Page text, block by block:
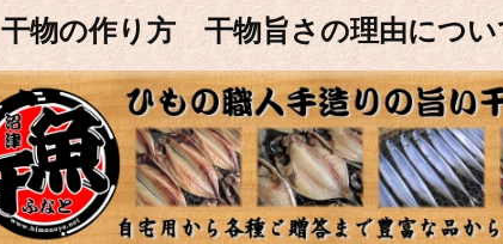
干物の作り方 干物旨さの理由につい